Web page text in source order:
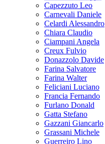
Capezzuto Leo
Carnevali Daniele
Celardi Alessandro
Chiara Claudio
Ciampani Angela
Creux Fulvio
Donazzolo Davide
Farina Salvatore
Farina Walter
Feliciani Luciano
Francia Fernando
Furlano Donald
Gatta Stefano
Gazzani Giancarlo
Grassani Michele
Guerreiro Lino